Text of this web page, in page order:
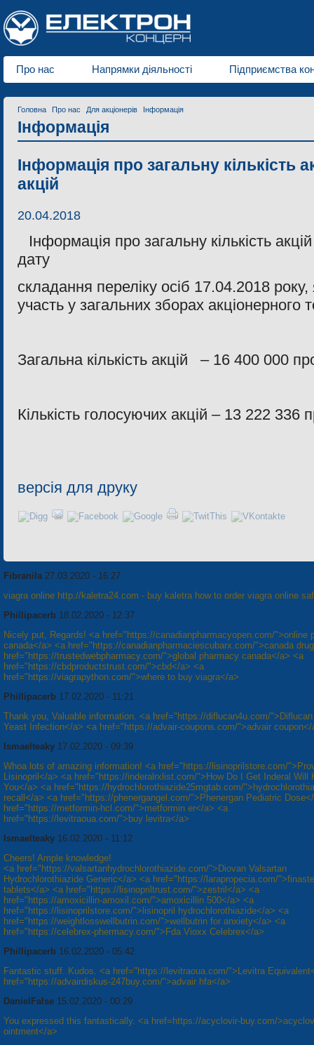
Про нас Напрямки діяльності Підприємства
Головна Про нас Для акціонерів Інформація
Інформація
Інформація про загальну кількість
акцій
20.04.2018
Інформація про загальну кількість
дату
складання переліку осіб 17.04.2018
участь у загальних зборах акціонерного
Загальна кількість акцій – 16 400 000
Кількість голосуючих акцій – 13 222 336
версія для друку
Fibranila 27.03.2020 - 16:27
viagra online http://kaletra24.com - buy kaletra how to order viagra online
Phillipacerb 18.02.2020 - 12:37
Nicely put, Regards! <a href="https://canadianpharmacyopen.com/">online
canada</a> <a href="https://canadianpharmaciescubarx.com/">canada
href="https://trustedwebpharmacy.com/">global pharmacy canada</a> <a
href="https://cbdproductstrust.com/">cbd</a> <a
href="https://viagrapython.com/">where to buy viagra</a>
Phillipacerb 17.02.2020 - 11:21
Thank you, Valuable information. <a href="https://diflucan4u.com/
Yeast Infection</a> <a href="https://advair-coupons.com/">advair coupon</
Ismaelteaky 17.02.2020 - 09:39
Whoa lots of amazing information! <a href="https://lisinoprilstore.com/
Lisinopril</a> <a href="https://inderalrxlist.com/">How Do I Get Inderal Will
You</a> <a href="https://hydrochlorothiazide25mgtab.com/
recall</a> <a href="https://phenergangel.com/">Phenergan Pediatric
href="https://metformin-hcl.com/">metformin er</a> <a
href="https://levitraoua.com/">buy levitra</a>
Ismaelteaky 16.02.2020 - 11:12
Cheers! Ample knowledge!
<a href="https://valsartanhydrochlorothiazide.com/">Diovan Valsartan
Hydrochlorothiazide Generic</a> <a href="https://larapropecia.com/
tablets</a> <a href="https://lisinopriltrust.com/">zestril</a> <a
href="https://amoxicillin-amoxil.com/">amoxicillin 500</a> <a
href="https://lisinoprilstore.com/">lisinopril hydrochlorothiazide</a> <a
href="https://weightlosswellbutrin.com/">wellbutrin for anxiety</a> <a
href="https://celebrex-phermacy.com/">Fda Vioxx Celebrex</a>
Phillipacerb 16.02.2020 - 05:42
Fantastic stuff. Kudos. <a href="https://levitraoua.com/">Levitra
href="https://advairdiskus-247buy.com/">advair hfa</a>
DanielFalse 15.02.2020 - 00:29
You expressed this fantastically. <a href=https://acyclovir-buy.com/
ointment</a>